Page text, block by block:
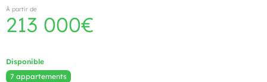
À partir de
213 000€
Disponible
7 appartements